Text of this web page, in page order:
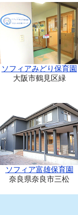
ソフィアみどり保育園
大阪市鶴見区緑
ソフィア富雄保育園
奈良県奈良市三松